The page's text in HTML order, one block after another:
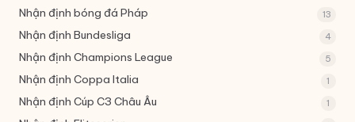
Nhận định bóng đá Pháp 13
Nhận định Bundesliga 4
Nhận định Champions League 5
Nhận định Coppa Italia 1
Nhận định Cúp C3 Châu Âu 1